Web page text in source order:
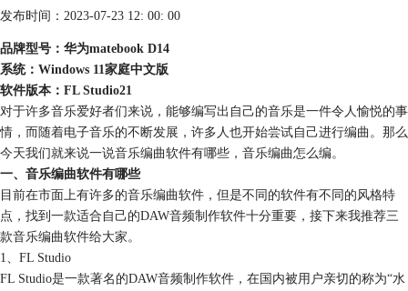
发布时间：2023-07-23 12: 00: 00
品牌型号：华为matebook D14
系统：Windows 11家庭中文版
软件版本：FL Studio21
对于许多音乐爱好者们来说，能够编写出自己的音乐是一件令人愉悦的事
情，而随着电子音乐的不断发展，许多人也开始尝试自己进行编曲。那么
今天我们就来说一说音乐编曲软件有哪些，音乐编曲怎么编。
一、音乐编曲软件有哪些
目前在市面上有许多的音乐编曲软件，但是不同的软件有不同的风格特
点，找到一款适合自己的DAW音频制作软件十分重要，接下来我推荐三
款音乐编曲软件给大家。
1、FL Studio
FL Studio是一款著名的DAW音频制作软件，在国内被用户亲切的称为“水